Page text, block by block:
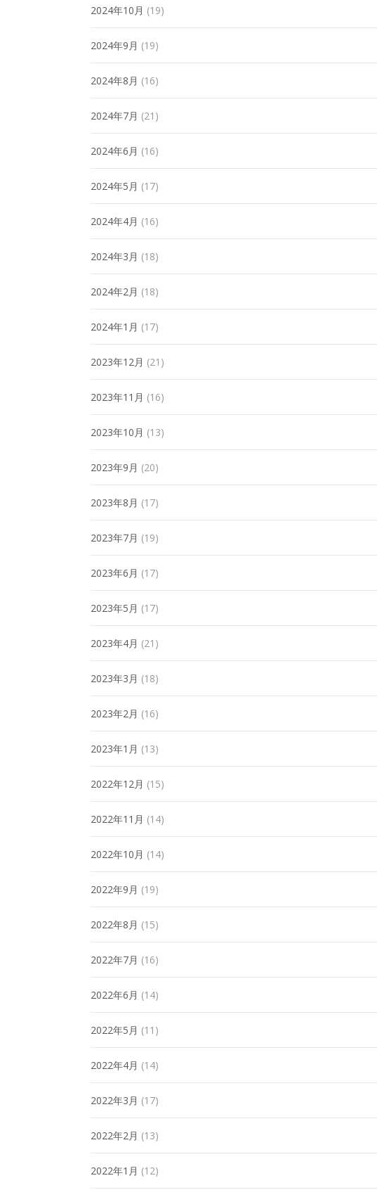
2024年10月 (19)
2024年9月 (19)
2024年8月 (16)
2024年7月 (21)
2024年6月 (16)
2024年5月 (17)
2024年4月 (16)
2024年3月 (18)
2024年2月 (18)
2024年1月 (17)
2023年12月 (21)
2023年11月 (16)
2023年10月 (13)
2023年9月 (20)
2023年8月 (17)
2023年7月 (19)
2023年6月 (17)
2023年5月 (17)
2023年4月 (21)
2023年3月 (18)
2023年2月 (16)
2023年1月 (13)
2022年12月 (15)
2022年11月 (14)
2022年10月 (14)
2022年9月 (19)
2022年8月 (15)
2022年7月 (16)
2022年6月 (14)
2022年5月 (11)
2022年4月 (14)
2022年3月 (17)
2022年2月 (13)
2022年1月 (12)